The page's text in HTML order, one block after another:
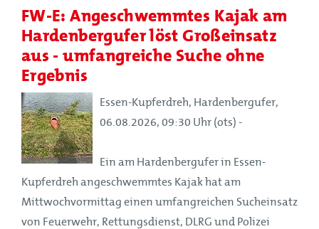
FW-E: Angeschwemmtes Kajak am
Hardenbergufer löst Großeinsatz
aus - umfangreiche Suche ohne
Ergebnis
Essen-Kupferdreh, Hardenbergufer,
06.08.2026, 09:30 Uhr (ots) -
Ein am Hardenbergufer in Essen-
Kupferdreh angeschwemmtes Kajak hat am
Mittwochvormittag einen umfangreichen Sucheinsatz
von Feuerwehr, Rettungsdienst, DLRG und Polizei